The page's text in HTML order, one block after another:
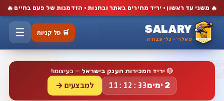
🔥 משני עד ראשון · יריד מחירים באתר ובחנות · הזדמנות של פעם בחיים 🔥
SALARY
סאלרי · כלי עבודה
🛒 סל קניות ☰
🔴 יריד המכירות הענק בישראל — בעיצומו!
2 ימים 11:12:32 למבצעים →